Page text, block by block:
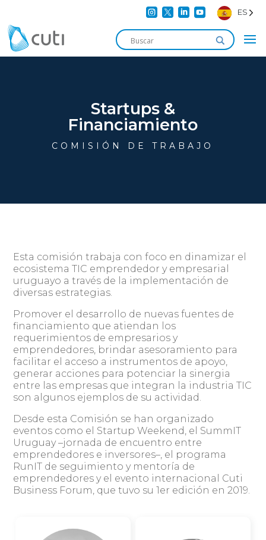
    ES
Startups &
Financiamiento
COMISIÓN DE TRABAJO
Esta comisión trabaja con foco en dinamizar el
ecosistema TIC emprendedor y empresarial
uruguayo a través de la implementación de
diversas estrategias.
Promover el desarrollo de nuevas fuentes de
financiamiento que atiendan los
requerimientos de empresarios y
emprendedores, brindar asesoramiento para
facilitar el acceso a instrumentos de apoyo,
generar acciones para potenciar la sinergia
entre las empresas que integran la industria TIC
son algunos ejemplos de su actividad.
Desde esta Comisión se han organizado
eventos como el Startup Weekend, el SummIT
Uruguay –jornada de encuentro entre
emprendedores e inversores–, el programa
RunIT de seguimiento y mentoría de
emprendedores y el evento internacional Cuti
Business Forum, que tuvo su 1er edición en 2019.